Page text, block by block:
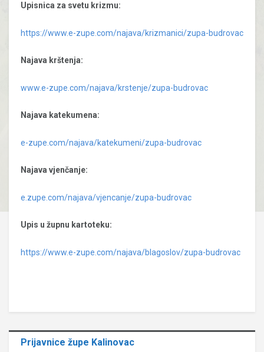
Upisnica za svetu krizmu:
https://www.e-zupe.com/najava/krizmanici/zupa-budrovac
Najava krštenja:
www.e-zupe.com/najava/krstenje/zupa-budrovac
Najava katekumena:
e-zupe.com/najava/katekumeni/zupa-budrovac
Najava vjenčanje:
e.zupe.com/najava/vjencanje/zupa-budrovac
Upis u župnu kartoteku:
https://www.e-zupe.com/najava/blagoslov/zupa-budrovac
Prijavnice župe Kalinovac